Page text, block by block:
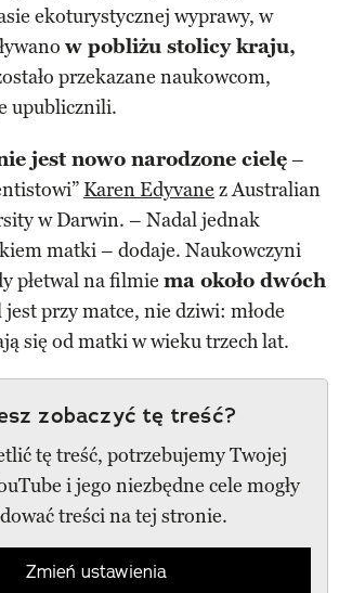
ekoturystycznej wyprawy, w
w pobliżu stolicy kraju,
przekazane naukowcom,
upublicznili.
jest nowo narodzone cielę–
Karen Edyvane z Australian
w Darwin. – Nadal jednak
matki – dodaje. Naukowczyni
płetwal na filmie ma około dwóch
jest przy matce, nie dziwi: młode
się od matki w wieku trzech lat.
zobaczyć tę treść?
tę treść, potrzebujemy Twojej
i jego niezbędne cele mogły
treści na tej stronie.
Zmień ustawienia